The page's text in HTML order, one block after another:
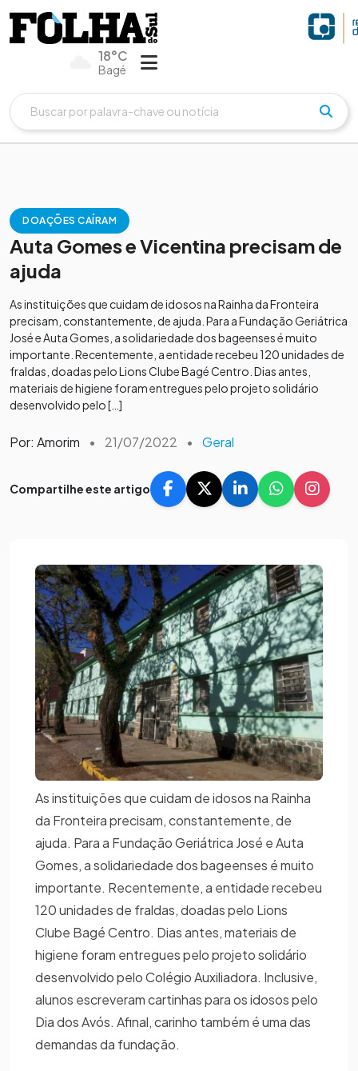
18°C
Bagé
DOAÇÕES CAÍRAM
Auta Gomes e Vicentina precisam de
ajuda
As instituições que cuidam de idosos na Rainha da Fronteira
precisam, constantemente, de ajuda. Para a Fundação Geriátrica
José e Auta Gomes, a solidariedade dos bageenses é muito
importante. Recentemente, a entidade recebeu 120 unidades de
fraldas, doadas pelo Lions Clube Bagé Centro. Dias antes,
materiais de higiene foram entregues pelo projeto solidário
desenvolvido pelo […]
Por: Amorim • 21/07/2022 • Geral
Compartilhe este artigo
As instituições que cuidam de idosos na Rainha
da Fronteira precisam, constantemente, de
ajuda. Para a Fundação Geriátrica José e Auta
Gomes, a solidariedade dos bageenses é muito
importante. Recentemente, a entidade recebeu
120 unidades de fraldas, doadas pelo Lions
Clube Bagé Centro. Dias antes, materiais de
higiene foram entregues pelo projeto solidário
desenvolvido pelo Colégio Auxiliadora. Inclusive,
alunos escreveram cartinhas para os idosos pelo
Dia dos Avós. Afinal, carinho também é uma das
demandas da fundação.